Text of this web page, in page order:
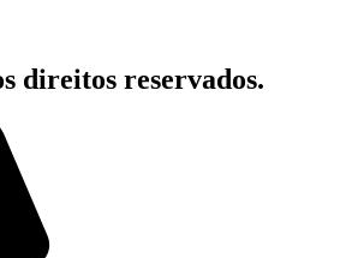
direitos reservados.